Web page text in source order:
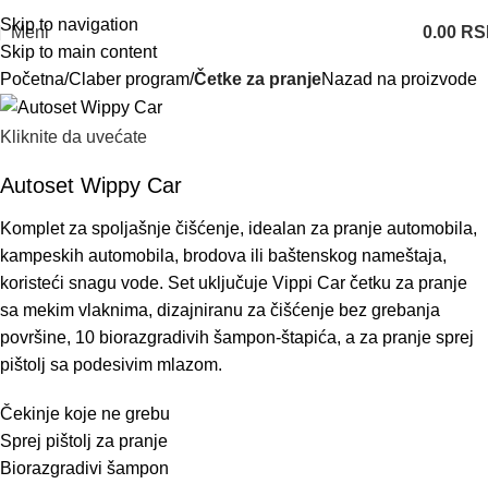
Skip to navigation
Skip to main content
Meni 0.00
Početna Claber program Četke za pranjeNazad na proizvode
Kliknite da uvećate
Autoset Wippy Car
Komplet za spoljašnje čišćenje, idealan za pranje automobila,
kampeskih automobila, brodova ili baštenskog nameštaja,
koristeći snagu vode. Set uključuje Vippi Car četku za pranje
sa mekim vlaknima, dizajniranu za čišćenje bez grebanja
površine, 10 biorazgradivih šampon-štapića, a za pranje sprej
pištolj sa podesivim mlazom.
Čekinje koje ne grebu
Sprej pištolj za pranje
Biorazgradivi šampon